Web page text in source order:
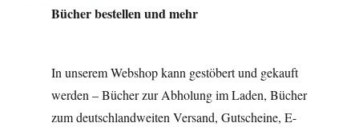
Bücher bestellen und mehr
In unserem Webshop kann gestöbert und gekauft
werden – Bücher zur Abholung im Laden, Bücher
zum deutschlandweiten Versand, Gutscheine, E-